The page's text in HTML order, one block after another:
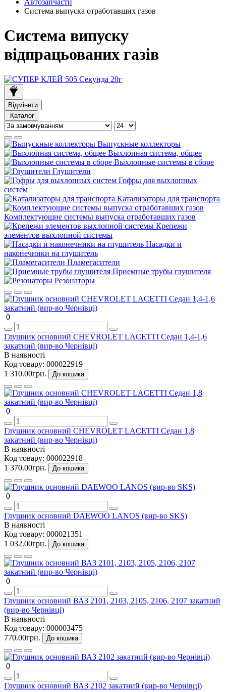
Автозапчасти
Система выпуска отработавших газов
Система випуску
відпрацьованих газів
Відмінити
Каталог
Выпускные коллекторы
Выхлопная система, общее
Выхлопные системы в сборе
Глушители
Гофры для выхлопных
систем
Катализаторы для транспорта
Комплектующие системы выпуска отработавших газов
Крепежи
элементов выхлопной системы
Насадки и
наконечники на глушитель
Пламегасители
Приемные трубы глушителя
Резонаторы
0
Глушник основний CHEVROLET LACETTI Седан 1,4-1,6
закатний (вир-во Чернівці)
В наявності
Код товару: 000022919
1 310.00грн.
До кошика
0
Глушник основний CHEVROLET LACETTI Седан 1,8
закатний (вир-во Чернівці)
В наявності
Код товару: 000022918
1 370.00грн.
До кошика
0
Глушник основний DAEWOO LANOS (вир-во SKS)
В наявності
Код товару: 000021351
1 032.00грн.
До кошика
0
Глушник основний ВАЗ 2101, 2103, 2105, 2106, 2107 закатний
(вир-во Чернівці)
В наявності
Код товару: 000003475
770.00грн.
До кошика
0
Глушник основний ВАЗ 2102 закатний (вир-во Чернівці)